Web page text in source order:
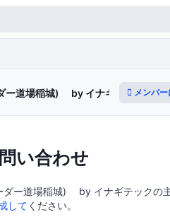
ー道場稲城) by イナギテックメンバ
い合わせ
ダー道場稲城) by イナギテックの
して ください。